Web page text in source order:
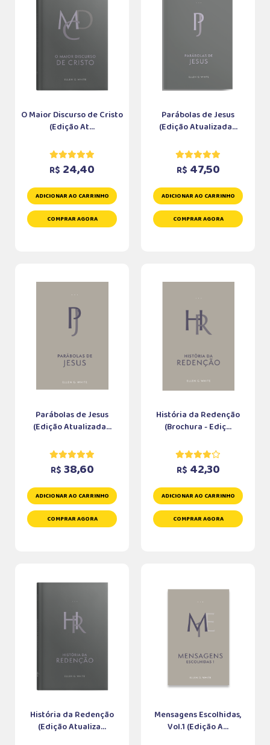
O Maior Discurso de Cristo
(Edição At...
R$ 24,40
ADICIONAR AO CARRINHO
COMPRAR AGORA
Parábolas de Jesus
(Edição Atualizada...
R$ 47,50
ADICIONAR AO CARRINHO
COMPRAR AGORA
Parábolas de Jesus
(Edição Atualizada...
R$ 38,60
ADICIONAR AO CARRINHO
COMPRAR AGORA
História da Redenção
(Brochura - Ediç...
R$ 42,30
ADICIONAR AO CARRINHO
COMPRAR AGORA
História da Redenção
(Edição Atualiza...
Mensagens Escolhidas,
Vol.1 (Edição A...